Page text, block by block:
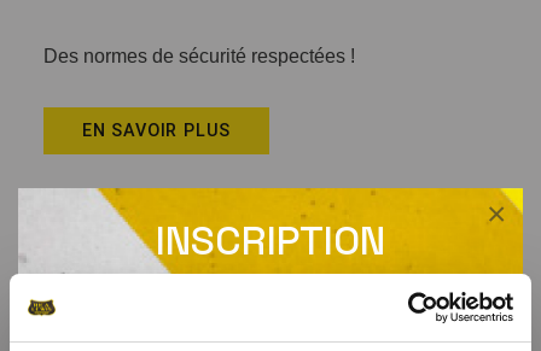
INSCRIPTION
NEWSLETTER
Recevez un code promo de -10% sur tout le
×
Des normes de sécurité respectées !
EN SAVOIR PLUS